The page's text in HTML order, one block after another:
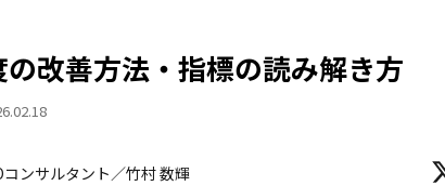
改善方法・指標の読み解き方
ンサルタント／竹村 数輝